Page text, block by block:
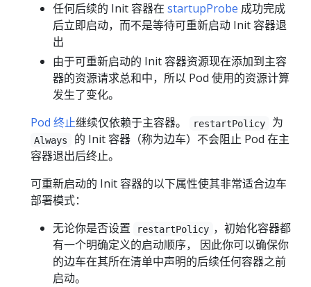
任何后续的 Init 容器在 startupProbe 成功完成
后立即启动，而不是等待可重新启动 Init 容器退
出
由于可重新启动的 Init 容器资源现在添加到主容
器的资源请求总和中，所以 Pod 使用的资源计算
发生了变化。
Pod 终止继续仅依赖于主容器。 restartPolicy 为
Always
的 Init 容器（称为边车）不会阻止 Pod 在主
容器退出后终止。
可重新启动的 Init 容器的以下属性使其非常适合边车
部署模式：
无论你是否设置
restartPolicy ，初始化容器都
有一个明确定义的启动顺序， 因此你可以确保你
的边车在其所在清单中声明的后续任何容器之前
启动。